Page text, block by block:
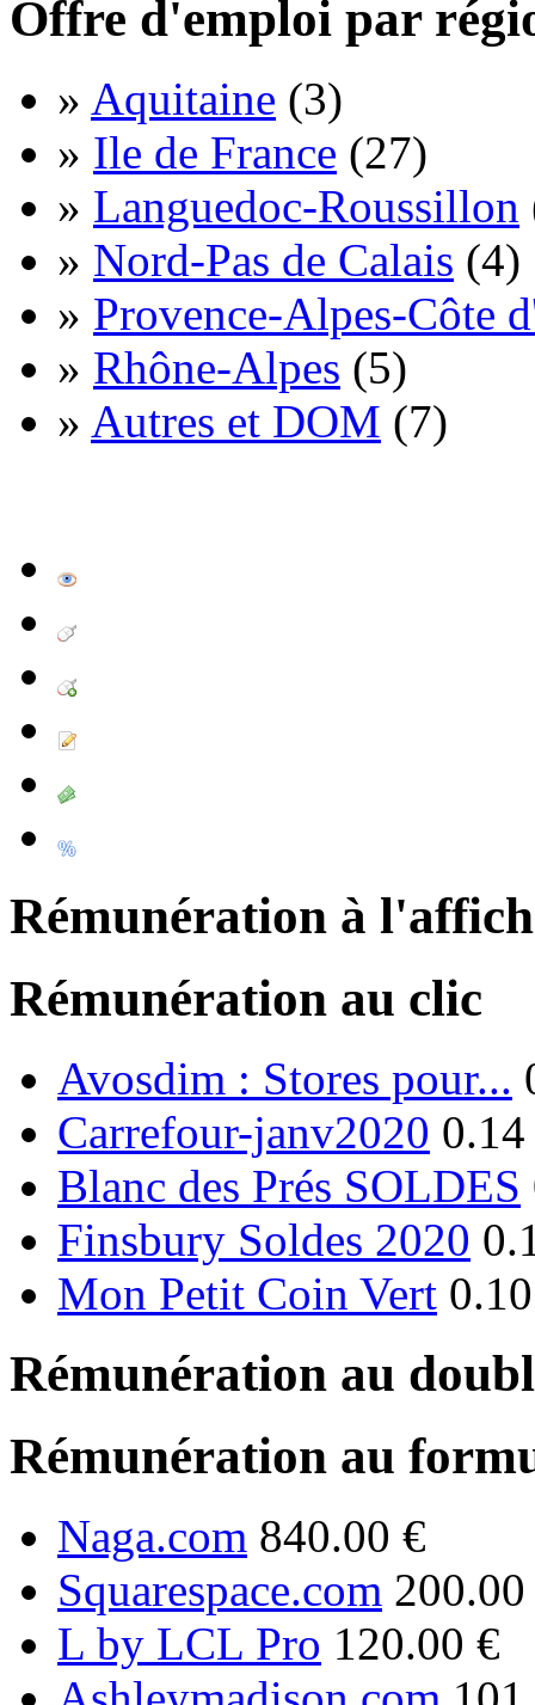
Offre d'emploi par
» Aquitaine (3)
» Ile de France (27)
» Languedoc-Roussillon
» Nord-Pas de Calais (4)
» Provence-Alpes-Côte
» Rhône-Alpes (5)
» Autres et DOM (7)
Rémunération à
Rémunération au clic
Avosdim : Stores pour...
Carrefour-janv2020
Blanc des Prés SOLDES
Finsbury Soldes 2020
Mon Petit Coin Vert
Rémunération au
Rémunération au
Naga.com 840.00 €
Squarespace.com
L by LCL Pro 120.00 €